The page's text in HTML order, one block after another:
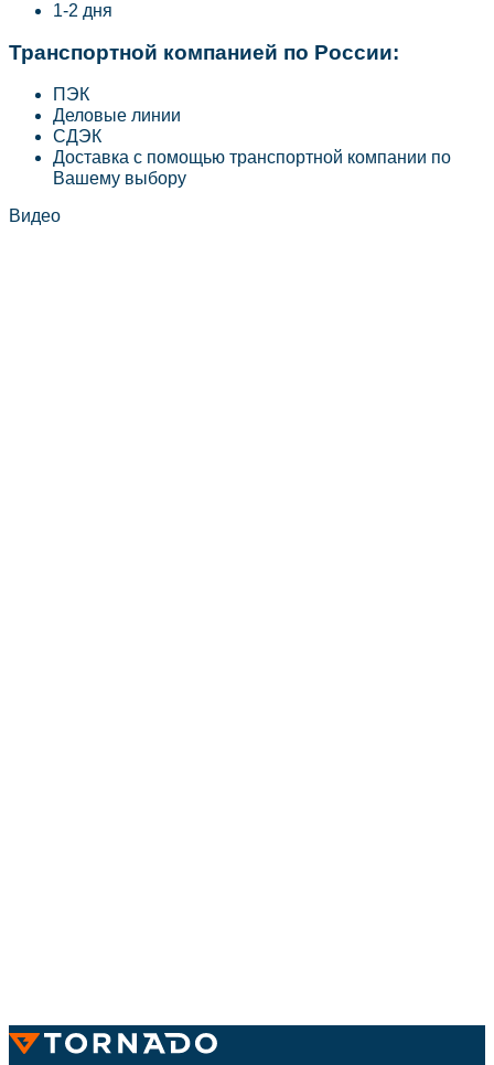
1-2 дня
Транспортной компанией по России:
ПЭК
Деловые линии
СДЭК
Доставка с помощью транспортной компании по
Вашему выбору
Видео